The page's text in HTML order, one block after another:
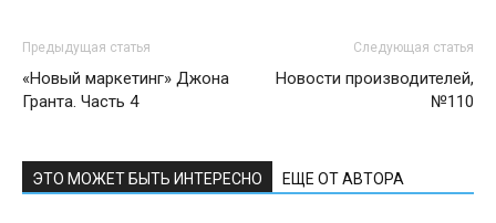
Предыдущая статья
«Новый маркетинг» Джона
Гранта. Часть 4
Следующая статья
Новости производителей,
№110
ЭТО МОЖЕТ БЫТЬ ИНТЕРЕСНО ЕЩЕ ОТ АВТОРА